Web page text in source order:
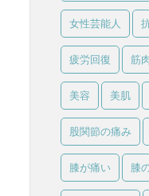
女性芸能人
疲労回復 筋
美容 美肌
股関節の痛み
膝が痛い 膝